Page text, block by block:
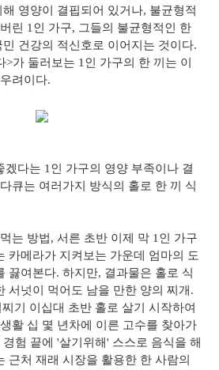
영양이 결핍되어 있거나, 불균형적
린 1인 가구, 그들의 불균형적인 한
건강의 적신호로 이어지는 것이다.
>가 둘러보는 1인 가구의 한 끼는 이
려이다.
겠다는 1인 가구의 영양 부족이나 결
큐는 여러가지 방식의 홀로 한 끼 식
는 방법, 서른 초반 이제 막 1인 가구
카메라가 지켜보는 가운데 엄마의 도
끓여본다. 하지만, 결과물은 홀로 식
서넛이 먹어도 남을 만한 양의 찌개.
기 이십대 초반 홀로 살기 시작하여
활 십 몇 년차에 이른 고수를 찾아가
험 끝에 '살기위해' 스스로 음식을 해
근처 재래 시장을 활용한 한 사람의